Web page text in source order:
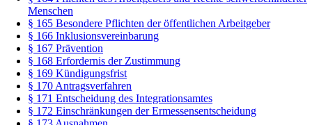
Menschen
§ 165 Besondere Pflichten der öffentlichen Arbeitgeber
§ 166 Inklusionsvereinbarung
§ 167 Prävention
§ 168 Erfordernis der Zustimmung
§ 169 Kündigungsfrist
§ 170 Antragsverfahren
§ 171 Entscheidung des Integrationsamtes
§ 172 Einschränkungen der Ermessensentscheidung